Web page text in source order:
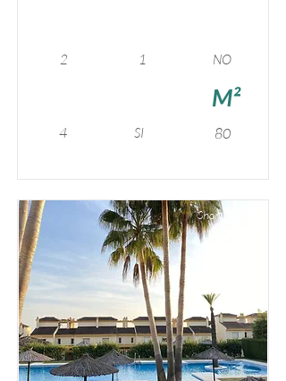
2
4
1
SI
NO
M²
80
Short term